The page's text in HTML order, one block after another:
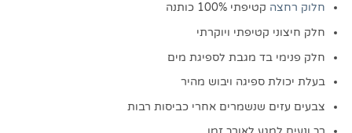
חלוק רחצה קטיפתי 100% כותנה
חלק חיצוני קטיפתי ויוקרתי
חלק פנימי בד מגבת לספיגת מים
בעלת יכולת ספיגה ויבוש מהיר
צבעים עזים שנשמרים אחרי כביסות רבות